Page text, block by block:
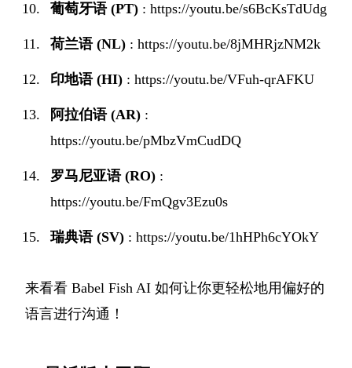
葡萄牙语 (PT) : https://youtu.be/s6BcKsTdUdg
荷兰语 (NL) : https://youtu.be/8jMHRjzNM2k
印地语 (HI) : https://youtu.be/VFuh-qrAFKU
阿拉伯语 (AR) :
https://youtu.be/pMbzVmCudDQ
罗马尼亚语 (RO) :
https://youtu.be/FmQgv3Ezu0s
瑞典语 (SV) : https://youtu.be/1hHPh6cYOkY
来看看 Babel Fish AI 如何让你更轻松地用偏好的
语言进行沟通！